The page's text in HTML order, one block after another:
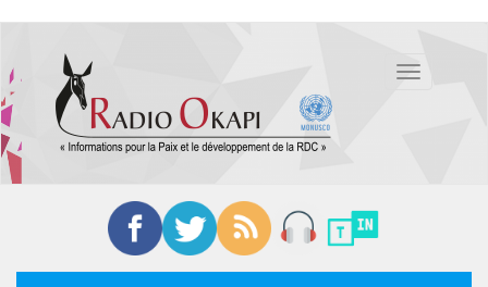
contenu
principal
Toggle